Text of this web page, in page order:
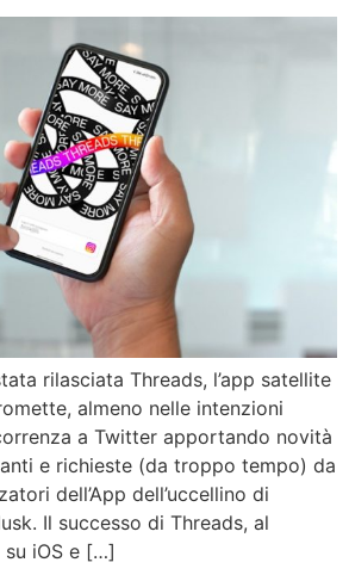
rilasciata Threads, l’app satellite
almeno nelle intenzioni
a Twitter apportando novità
e richieste (da troppo tempo) da
dell’App dell’uccellino di
Il successo di Threads, al
iOS e […]